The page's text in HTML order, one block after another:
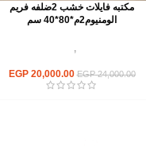
مكتبه فايلات خشب 2ضلفه فريم
الومنيوم2م*80*40 سم
وحدات تخزين,
EGP24,000.00
EGP20,000.00